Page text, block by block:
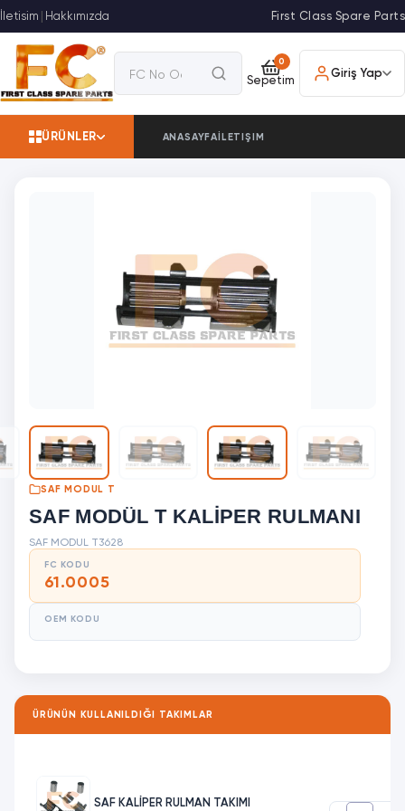
İletisim Hakkımızda First Class Spare Parts
0
Sepetim
Giriş Yap
ÜRÜNLER ANASAYFA İLETIŞIM
SAF MODUL T
SAF MODÜL T KALİPER RULMANI
SAF MODUL T3628
FC KODU
61.0005
OEM KODU
ÜRÜNÜN KULLANILDIĞI TAKIMLAR
SAF KALİPER RULMAN TAKIMI